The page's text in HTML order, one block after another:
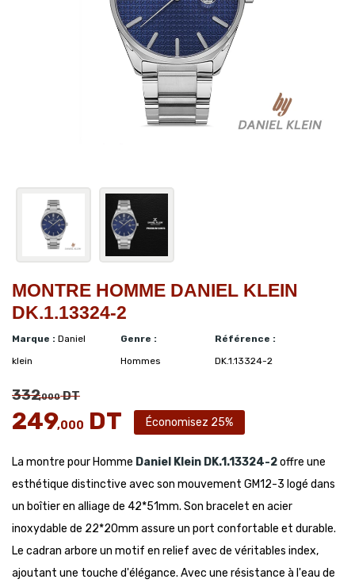
MONTRE HOMME DANIEL KLEIN
DK.1.13324-2
Marque : Daniel
klein
Genre :
Hommes
Référence :
DK.1.13324-2
332,000DT
249,000 DT Économisez 25%
La montre pour Homme Daniel Klein DK.1.13324-2offre une
esthétique distinctive avec son mouvement GM12-3 logé dans
un boîtier en alliage de 42*51mm. Son bracelet en acier
inoxydable de 22*20mm assure un port confortable et durable.
Le cadran arbore un motif en relief avec de véritables index,
ajoutant une touche d'élégance. Avec une résistance à l'eau de